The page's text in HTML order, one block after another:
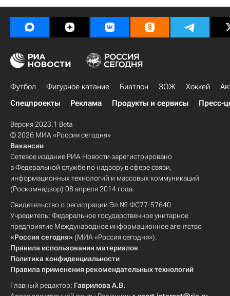
Футбол Фигурное катание Биатлон ЗОЖ Хоккей
Спецпроекты
Реклама Продукты и сервисы Пресс-
Версия 2023.1 Beta
© 2026 МИА «Россия сегодня»
Вакансии
Сетевое издание РИА Новости зарегистрировано
в Федеральной службе по надзору в сфере связи,
информационных технологий и массовых коммуникаций
(Роскомнадзор) 08 апреля 2014 года.
Свидетельство о регистрации Эл № ФС77-57640
Учредитель: Федеральное государственное унитарное
предприятие Международное информационное агентство
«Россия сегодня» (МИА «Россия сегодня»).
Правила использования материалов
Политика конфиденциальности
Правила применения рекомендательных технологий
Главный редактор: Гаврилова А.В.